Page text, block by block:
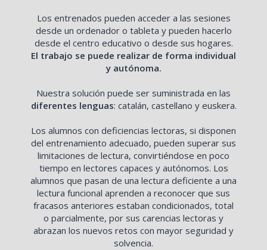
Los entrenados pueden acceder a las sesiones
desde un ordenador o tableta y pueden hacerlo
desde el centro educativo o desde sus hogares.
El trabajo se puede realizar de forma individual
y autónoma.
Nuestra solución puede ser suministrada en las
diferentes lenguas: catalán, castellano y euskera.
Los alumnos con deficiencias lectoras, si disponen
del entrenamiento adecuado, pueden superar sus
limitaciones de lectura, convirtiéndose en poco
tiempo en lectores capaces y autónomos. Los
alumnos que pasan de una lectura deficiente a una
lectura funcional aprenden a reconocer que sus
fracasos anteriores estaban condicionados, total
o parcialmente, por sus carencias lectoras y
abrazan los nuevos retos con mayor seguridad y
solvencia.